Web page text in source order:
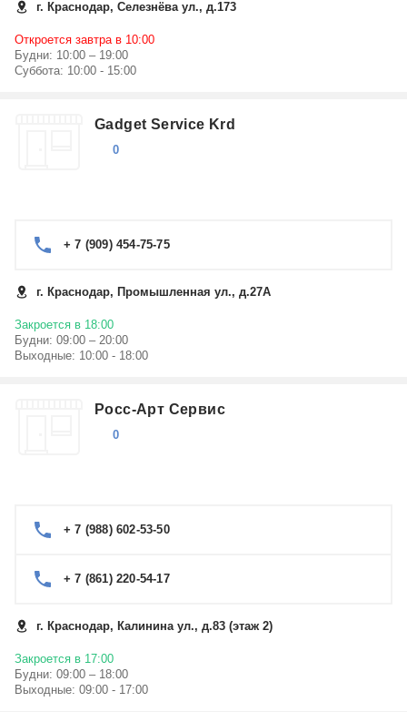
г. Краснодар, Селезнёва ул., д.173
Откроется завтра в 10:00
Будни: 10:00 – 19:00
Суббота: 10:00 - 15:00
Gadget Service Krd
0
+ 7 (909) 454-75-75
г. Краснодар, Промышленная ул., д.27А
Закроется в 18:00
Будни: 09:00 – 20:00
Выходные: 10:00 - 18:00
Росс-Арт Сервис
0
+ 7 (988) 602-53-50
+ 7 (861) 220-54-17
г. Краснодар, Калинина ул., д.83 (этаж 2)
Закроется в 17:00
Будни: 09:00 – 18:00
Выходные: 09:00 - 17:00